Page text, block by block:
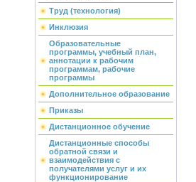
Труд (технология)
Инклюзия
Образовательные
программы, учебный план,
аннотации к рабочим
программам, рабочие
программы
Дополнительное образование
Приказы
Дистанционное обучение
Дистанционные способы
обратной связи и
взаимодействия с
получателями услуг и их
функционирование